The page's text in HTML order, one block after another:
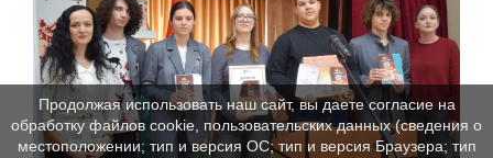
Продолжая использовать наш сайт, вы даете согласие на
обработку файлов cookie, пользовательских данных (сведения о
местоположении; тип и версия ОС; тип и версия Браузера; тип